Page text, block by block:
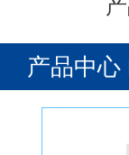
产品中心